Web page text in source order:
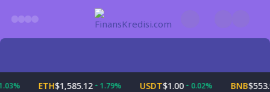
ETH$1,585.12 1.79% USDT$1.00 0.02% BNB